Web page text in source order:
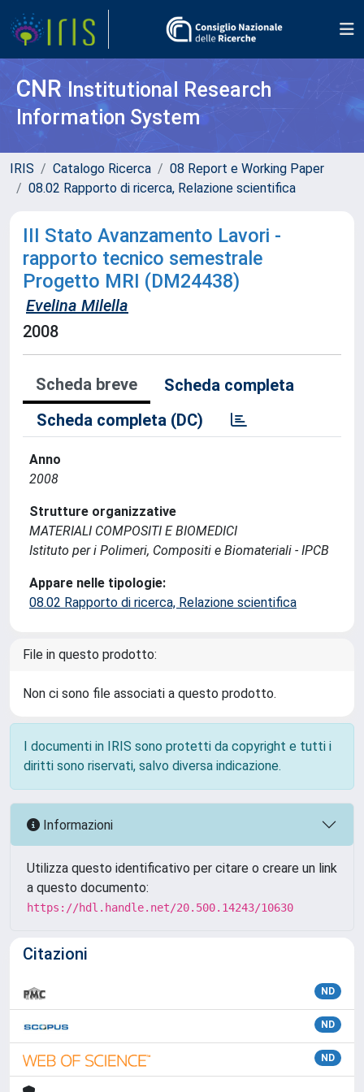
CNR Institutional Research
Information System
IRIS Catalogo Ricerca
08 Report e Working Paper
08.02 Rapporto di ricerca, Relazione scientifica
III Stato Avanzamento Lavori -
rapporto tecnico semestrale
Progetto MRI (DM24438)
Evelina Milella
2008
Scheda breve
Scheda completa
Scheda completa (DC)
Anno
2008
Strutture organizzative
MATERIALI COMPOSITI E BIOMEDICI
Istituto per i Polimeri, Compositi e Biomateriali - IPCB
Appare nelle tipologie:
08.02 Rapporto di ricerca, Relazione scientifica
File in questo prodotto:
Non ci sono file associati a questo prodotto.
I documenti in IRIS sono protetti da copyright e tutti i
diritti sono riservati, salvo diversa indicazione.
Informazioni
Utilizza questo identificativo per citare o creare un link
a questo documento:
https://hdl.handle.net/20.500.14243/10630
Citazioni
ND
ND
ND